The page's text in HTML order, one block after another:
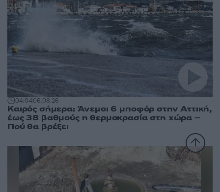
04:0406.08.26
Καιρός σήμερα: Άνεμοι 6 μποφόρ στην Αττική,
έως 38 βαθμούς η θερμοκρασία στη χώρα –
Πού θα βρέξει